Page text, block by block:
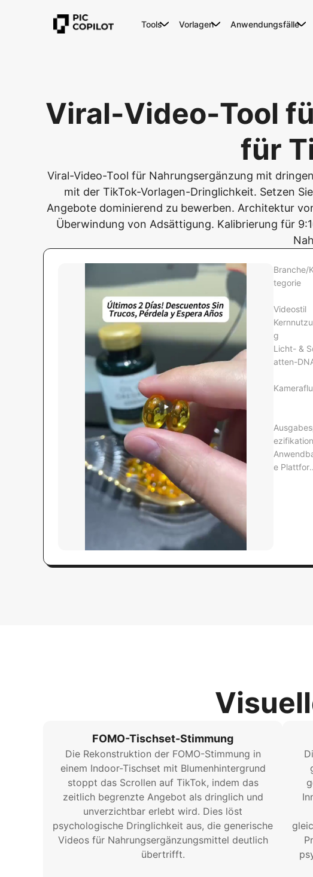
Tools Vorlagen Anwendungsfälle
Viral-Video-Tool
für
Viral-Video-Tool für Nahrungsergänzung mit
mit der TikTok-Vorlagen-Dringlichkeit. Setzen
Angebote dominierend zu bewerben. Architektur
Überwindung von Adsättigung. Kalibrierung für
Branche/
tegorie
Videostil
g
Licht- &
atten-
n
e
FOMO-Tischset-Stimmung
Die Rekonstruktion der FOMO-Stimmung in
einem Indoor-Tischset mit Blumenhintergrund
stoppt das Scrollen auf TikTok, indem das
zeitlich begrenzte Angebot als dringlich und
unverzichtbar erlebt wird. Dies löst
psychologische Dringlichkeit aus, die generische
Videos für Nahrungsergänzungsmittel deutlich
übertrifft.